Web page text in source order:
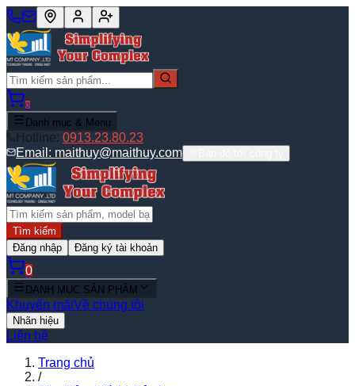
0
Danh mục & Menu
Hotline: 0913.23.80.23
Email: maithuy@maithuy.com
Tìm kiếm
Đăng nhập
Đăng ký tài khoản
0
DANH MỤC SẢN PHẨM
Khuyến mãiVề chúng tôi
Nhãn hiệu
Liên hệ
Trang chủ
/